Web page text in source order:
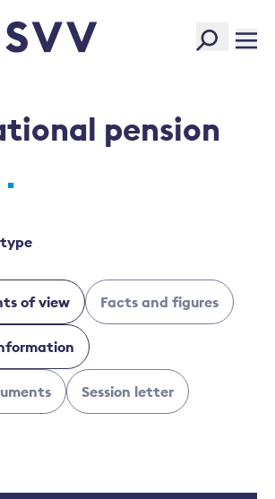
pension
of view Facts and figures
Session letter